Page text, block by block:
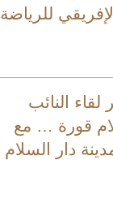
للرياضة
لقاء النائب
قورة … مع
دار السلام